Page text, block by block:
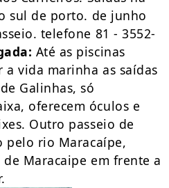
sul de porto. de junho
telefone 81 - 3552-
Até as piscinas
vida marinha as saídas
Galinhas, só
oferecem óculos e
Outro passeio de
pelo rio Maracaípe,
Maracaipe em frente a